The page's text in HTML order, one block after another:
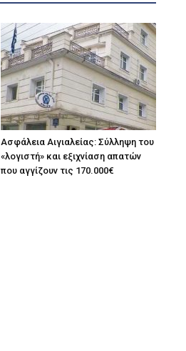
Ασφάλεια Αιγιαλείας: Σύλληψη του
«λογιστή» και εξιχνίαση απατών
που αγγίζουν τις 170.000€